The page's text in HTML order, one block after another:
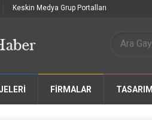
Keskin Medya Grup Portalları
FIRMALAR TASARIM